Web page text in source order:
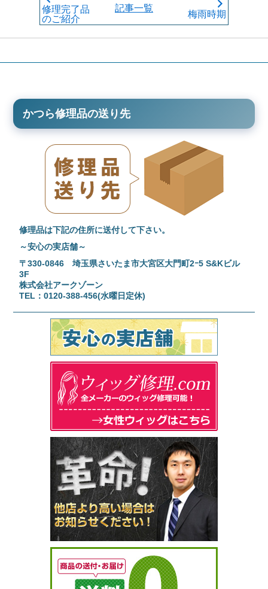
修理完了品
のご紹介
記事一覧
梅雨時期
かつら修理品の送り先
修理品は下記の住所に送付して下さい。
～安心の実店舗～
〒330-0846 埼玉県さいたま市大宮区大門町2ｰ5 S&Kビル
3F
株式会社アークゾーン
TEL：0120-388-456(水曜日定休)